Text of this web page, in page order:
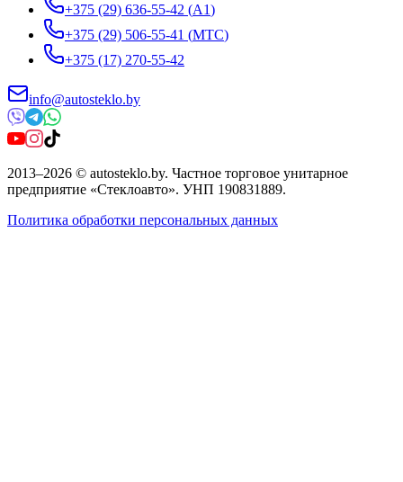
+375 (29) 636-55-42 (A1)
+375 (29) 506-55-41 (МТС)
+375 (17) 270-55-42
info@autosteklo.by
2013–2026 © autosteklo.by. Частное торговое унитарное
предприятие «Стеклоавто». УНП 190831889.
Политика обработки персональных данных